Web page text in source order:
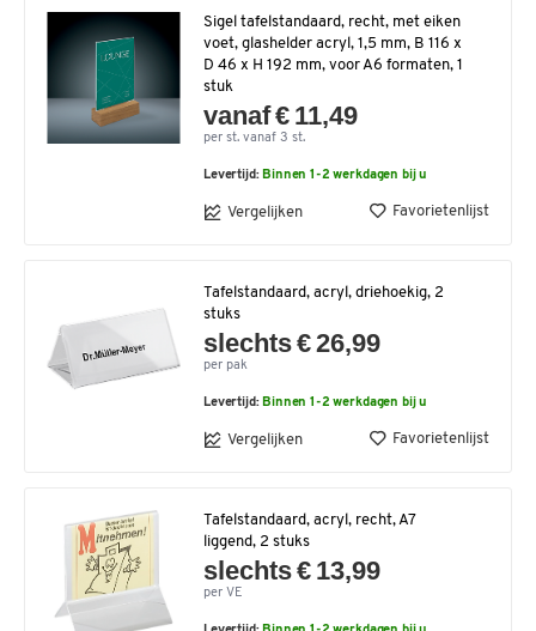
Sigel tafelstandaard, recht, met eiken
voet, glashelder acryl, 1,5 mm, B 116 x
D 46 x H 192 mm, voor A6 formaten, 1
stuk
vanaf € 11,49
per st. vanaf 3 st.
Levertijd: Binnen 1-2 werkdagen bij u
Vergelijken Favorietenlijst
Tafelstandaard, acryl, driehoekig, 2
stuks
slechts € 26,99
per pak
Levertijd: Binnen 1-2 werkdagen bij u
Vergelijken Favorietenlijst
Tafelstandaard, acryl, recht, A7
liggend, 2 stuks
slechts € 13,99
per VE